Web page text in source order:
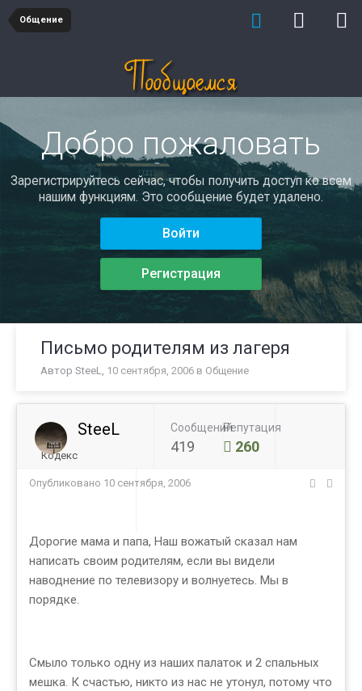
Общение
Добро пожаловать
Зарегистрируйтесь сейчас, чтобы получить доступ ко всем
нашим функциям. Это сообщение будет удалено.
Войти
Регистрация
Письмо родителям из лагеря
Автор SteeL, 10 сентября, 2006 в Общение
SteeL
Кодекс
Сообщений
419
Репутация
260
Опубликовано 10 сентября, 2006
Дорогие мама и папа, Наш вожатый сказал нам
написать своим родителям, если вы видели
наводнение по телевизору и волнуетесь. Мы в
порядке.
Смыло только одну из наших палаток и 2 спальных
мешка. К счастью, никто из нас не утонул, потому что